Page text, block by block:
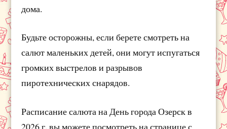
дома.
Будьте осторожны, если берете смотреть на
салют маленьких детей, они могут испугаться
громких выстрелов и разрывов
пиротехнических снарядов.
Расписание салюта на День города Озерск в
2026 г. вы можете посмотреть на странице с